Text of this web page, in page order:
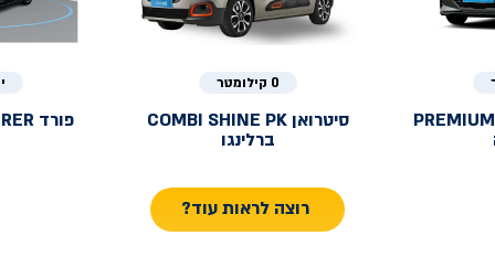
0 קילומטר
סיטרואן COMBI SHINE PK
ברלינגו
פורד
רוצה לראות עוד?